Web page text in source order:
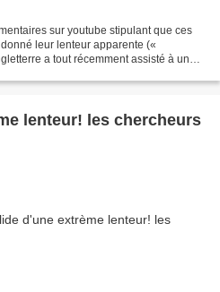
sur youtube stipulant que ces
leur lenteur apparente («
a tout récemment assisté à une
lenteur! les chercheurs